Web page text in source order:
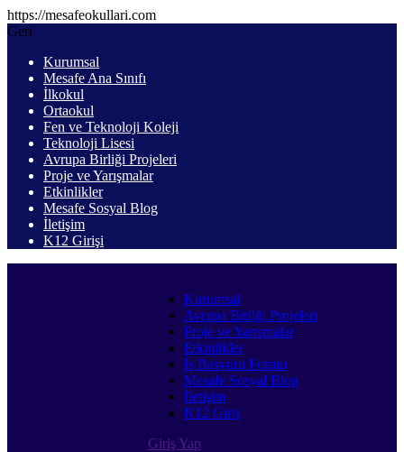
https://mesafeokullari.com
Geri
Kurumsal
Mesafe Ana Sınıfı
İlkokul
Ortaokul
Fen ve Teknoloji Koleji
Teknoloji Lisesi
Avrupa Birliği Projeleri
Proje ve Yarışmalar
Etkinlikler
Mesafe Sosyal Blog
İletişim
K12 Girişi
Kurumsal
Avrupa Birliği Projeleri
Proje ve Yarışmalar
Etkinlikler
İş Başvuru Formu
Mesafe Sosyal Blog
İletişim
K12 Giriş
Giriş Yap